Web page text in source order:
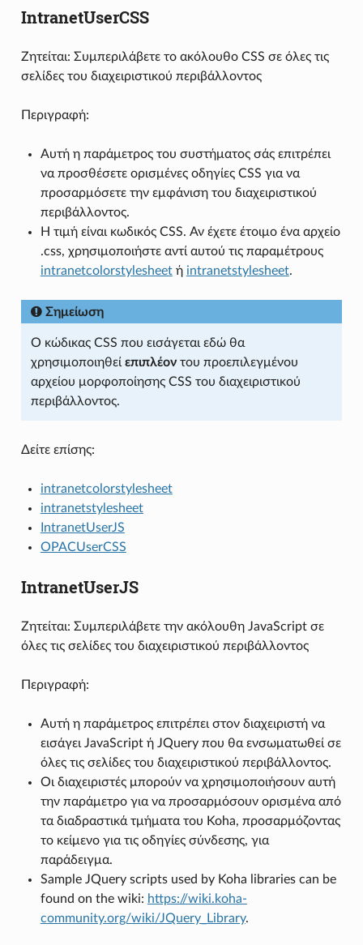
IntranetUserCSS
Ζητείται: Συμπεριλάβετε το ακόλουθο CSS σε όλες τις
σελίδες του διαχειριστικού περιβάλλοντος
Περιγραφή:
Αυτή η παράμετρος του συστήματος σάς επιτρέπει
να προσθέσετε ορισμένες οδηγίες CSS για να
προσαρμόσετε την εμφάνιση του διαχειριστικού
περιβάλλοντος.
Η τιμή είναι κωδικός CSS. Αν έχετε έτοιμο ένα αρχείο
.css, χρησιμοποιήστε αντί αυτού τις παραμέτρους
intranetcolorstylesheetή intranetstylesheet.
Σημείωση
Ο κώδικας CSS που εισάγεται εδώ θα
χρησιμοποιηθεί επιπλέοντου προεπιλεγμένου
αρχείου μορφοποίησης CSS του διαχειριστικού
περιβάλλοντος.
Δείτε επίσης:
intranetcolorstylesheet
intranetstylesheet
IntranetUserJS
OPACUserCSS
IntranetUserJS
Ζητείται: Συμπεριλάβετε την ακόλουθη JavaScript σε
όλες τις σελίδες του διαχειριστικού περιβάλλοντος
Περιγραφή:
Αυτή η παράμετρος επιτρέπει στον διαχειριστή να
εισάγει JavaScript ή JQuery που θα ενσωματωθεί σε
όλες τις σελίδες του διαχειριστικού περιβάλλοντος.
Οι διαχειριστές μπορούν να χρησιμοποιήσουν αυτή
την παράμετρο για να προσαρμόσουν ορισμένα από
τα διαδραστικά τμήματα του Koha, προσαρμόζοντας
το κείμενο για τις οδηγίες σύνδεσης, για
παράδειγμα.
Sample JQuery scripts used by Koha libraries can be
found on the wiki: https://wiki.koha-
community.org/wiki/JQuery_Library.